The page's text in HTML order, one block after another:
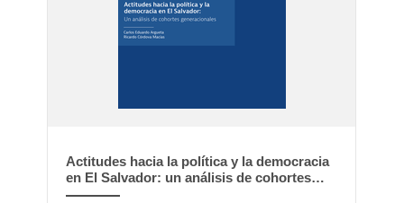
Actitudes hacia la política y la democracia
en El Salvador: un análisis de cohortes
generacionales